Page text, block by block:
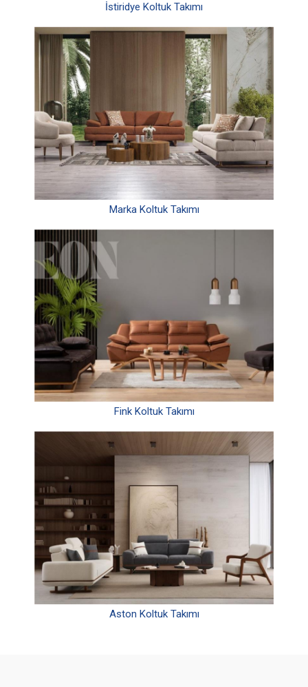
İstiridye Koltuk Takımı
Marka Koltuk Takımı
Fink Koltuk Takımı
Aston Koltuk Takımı